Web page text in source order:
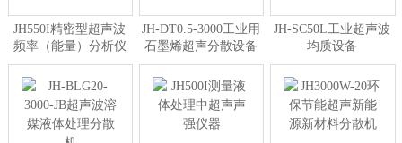
JH550I精密型超声波
频率（能量）分析仪
JH-DT0.5-3000工业用
石墨烯超声分散设备
JH-SC50L工业超声波
均质设备